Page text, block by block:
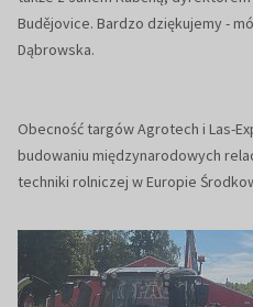
Budějovice. Bardzo dziękujemy -
Dąbrowska.
Obecność targów Agrotech i Las-
budowaniu międzynarodowych
techniki rolniczej w Europie